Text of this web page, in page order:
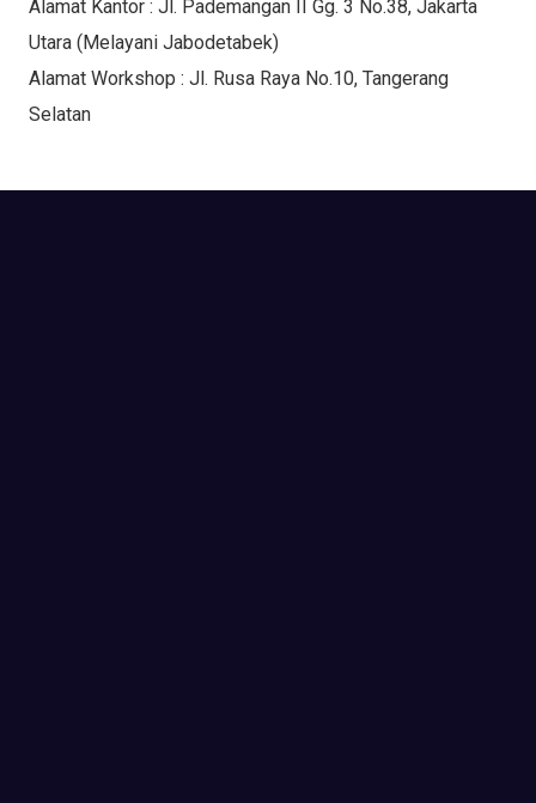
Alamat Kantor : Jl. Pademangan II Gg. 3 No.38, Jakarta
Utara (Melayani Jabodetabek)
Alamat Workshop : Jl. Rusa Raya No.10, Tangerang
Selatan